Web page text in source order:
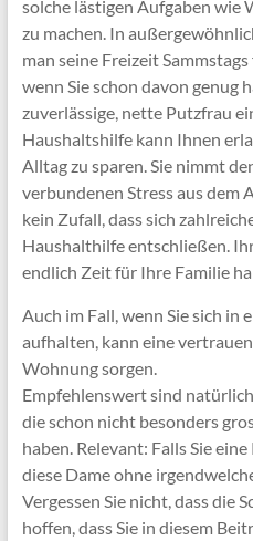
solche lästigen Aufgaben wie
zu machen. In
man seine Freizeit
wenn Sie schon davon genug
zuverlässige, nette Putzfrau
Haushaltshilfe kann Ihnen
Alltag zu sparen. Sie nimmt
verbundenen Stress aus dem
kein Zufall, dass sich
Haushalthilfe entschließen.
endlich Zeit für Ihre Familie
Auch im Fall, wenn Sie sich in
aufhalten, kann eine
Wohnung sorgen.
Empfehlenswert sind
die schon nicht besonders
haben. Relevant: Falls Sie
diese Dame ohne
Vergessen Sie nicht, dass die
hoffen, dass Sie in diesem